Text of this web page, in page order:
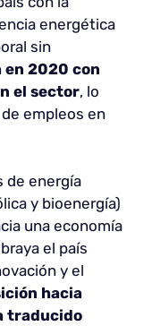
energética
sin
en 2020 con
el sector, lo
empleos en
de energía
y bioenergía)
una economía
el país
y el
hacia
traducido